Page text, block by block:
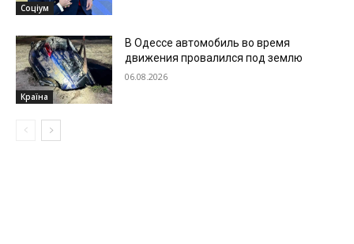
Соціум
Країна
В Одессе автомобиль во время
движения провалился под землю
06.08.2026